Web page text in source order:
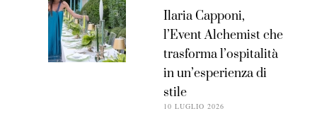
Ilaria Capponi,
l’Event Alchemist che
trasforma l’ospitalità
in un’esperienza di
stile
10 LUGLIO 2026